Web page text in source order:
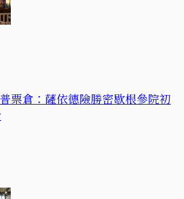
票倉：薩依德險勝密歇根參院初